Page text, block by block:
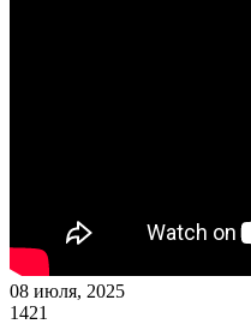
08 июля, 2025
1421